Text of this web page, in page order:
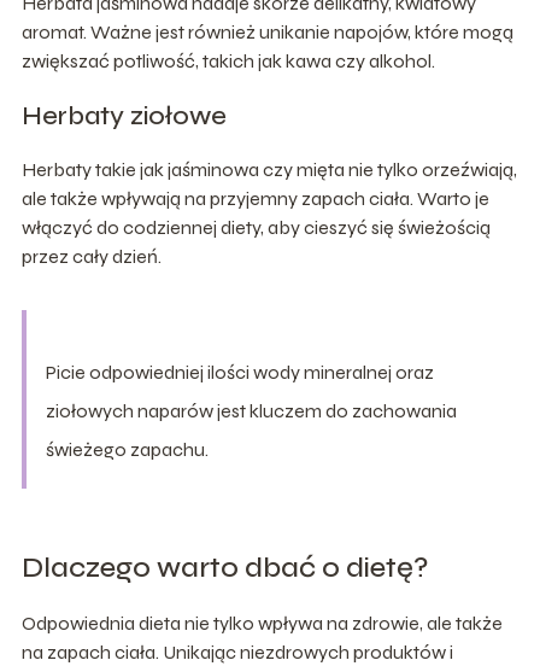
aromat. Ważne jest również unikanie napojów, które mogą
zwiększać potliwość, takich jak kawa czy alkohol.
Herbaty ziołowe
Herbaty takie jak jaśminowa czy mięta nie tylko orzeźwiają,
ale także wpływają na przyjemny zapach ciała. Warto je
włączyć do codziennej diety, aby cieszyć się świeżością
przez cały dzień.
Picie odpowiedniej ilości wody mineralnej oraz
ziołowych naparów jest kluczem do zachowania
świeżego zapachu.
Dlaczego warto dbać o dietę?
Odpowiednia dieta nie tylko wpływa na zdrowie, ale także
na zapach ciała. Unikając niezdrowych produktów i